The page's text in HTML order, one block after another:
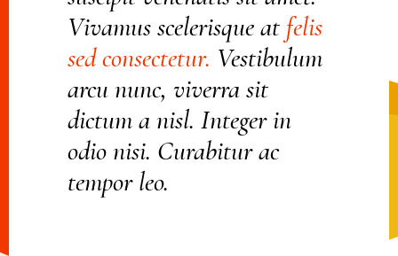
Vivamus scelerisque at felis
sedconsectetur. Vestibulum
arcu nunc, viverra sit
dictum a nisl. Integer in
odio nisi. Curabitur ac
tempor leo.